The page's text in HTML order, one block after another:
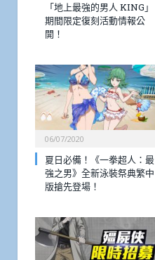
「地上最強的男人 KING」
期間限定復刻活動情報公
開！
06/07/2020
夏日必備！《一拳超人：最
強之男》全新泳裝祭典繁中
版搶先登場！